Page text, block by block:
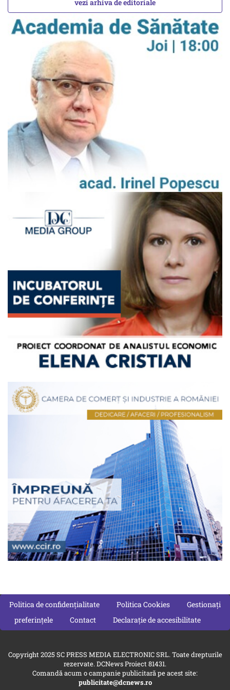
vezi arhiva de editoriale
Politica de confidențialitate Politica Cookies
Gestionați
preferințele
Contact Declarație de accesibilitate
Copyright 2025 SC PRESS MEDIA ELECTRONIC SRL. Toate drepturile
rezervate. DCNews Proiect 81431.
Comandă acum o campanie publicitară pe acest site:
publicitate@dcnews.ro